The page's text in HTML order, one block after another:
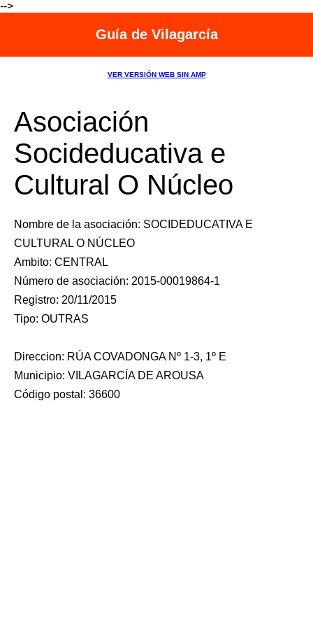
-->
Guía de Vilagarcía
VER VERSIÓN WEB SIN AMP
Asociación
Socideducativa e
Cultural O Núcleo
Nombre de la asociación: SOCIDEDUCATIVA E
CULTURAL O NÚCLEO
Ambito: CENTRAL
Número de asociación: 2015-00019864-1
Registro: 20/11/2015
Tipo: OUTRAS
Direccion: RÚA COVADONGA Nº 1-3, 1º E
Municipio: VILAGARCÍA DE AROUSA
Código postal: 36600